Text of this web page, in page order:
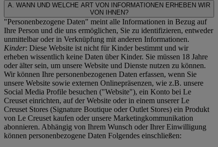
A. WANN UND WELCHE ART VON INFORMATIONEN ERHEBEN WIR
VON IHNEN?
"Personenbezogene Daten" meint alle Informationen in Bezug auf
Ihre Person und die uns ermöglichen, Sie zu identifizieren, entweder
unmittelbar oder in Verknüpfung mit anderen Informationen.
Kinder: Diese Website ist nicht für Kinder bestimmt und wir
erheben wissentlich keine Daten über Kinder. Sie müssen 18 Jahre
oder älter sein, um unsere Website und Dienste nutzen zu können.
Wir können Ihre personenbezogenen Daten erfassen, wenn Sie
unsere Website sowie externen Onlinepräsenzen, wie z.B. unsere
Social Media Profile besuchen ("Website"), ein Konto bei Le
Creuset einrichten, auf der Website oder in einem unserer Le
Creuset Stores (Signature Boutique oder Outlet Stores) ein Produkt
von Le Creuset kaufen oder unsere Marketingkommunikation
abonnieren. Abhängig von Ihrem Wunsch oder Ihrer Einwilligung
können personenbezogene Daten Folgendes einschließen: